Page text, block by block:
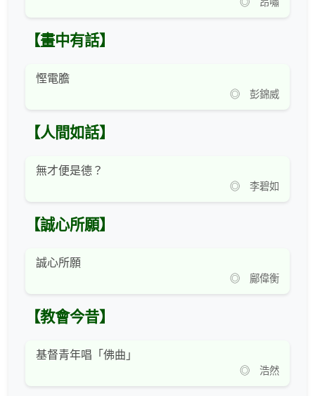
◎ 昂嘯
【畫中有話】
慳電膽
◎ 彭錦威
【人間如話】
無才便是德？
◎ 李碧如
【誠心所願】
誠心所願
◎ 鄺偉衡
【教會今昔】
基督青年唱「佛曲」
◎ 浩然